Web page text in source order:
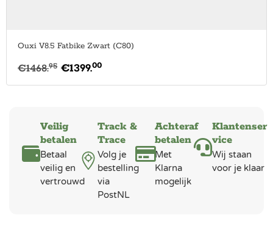
Ouxi V8.5 Fatbike Zwart (C80)
€1468.95 €1399.00
Veilig
betalen
Betaal
veilig en
vertrouwd
Track &
Trace
Volg je
bestelling
via
PostNL
Achteraf
betalen
Met
Klarna
mogelijk
Klantenser
vice
Wij staan
voor je klaar